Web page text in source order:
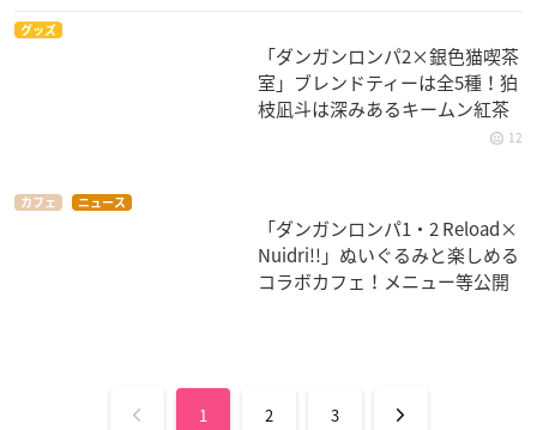
グッズ
「ダンガンロンパ2×銀色猫喫茶
室」ブレンドティーは全5種！狛
枝凪斗は深みあるキームン紅茶
12
カフェ ニュース
「ダンガンロンパ1・2 Reload×
Nuidri!!」ぬいぐるみと楽しめる
コラボカフェ！メニュー等公開
1 2 3